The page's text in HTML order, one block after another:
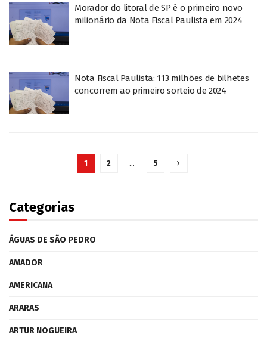
Morador do litoral de SP é o primeiro novo
milionário da Nota Fiscal Paulista em 2024
Nota Fiscal Paulista: 113 milhões de bilhetes
concorrem ao primeiro sorteio de 2024
1 2 … 5
Categorias
ÁGUAS DE SÃO PEDRO
AMADOR
AMERICANA
ARARAS
ARTUR NOGUEIRA